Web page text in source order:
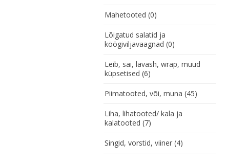
Mahetooted (0)
Lõigatud salatid ja
köögiviljavaagnad (0)
Leib, sai, lavash, wrap, muud
küpsetised (6)
Piimatooted, või, muna (45)
Liha, lihatooted/ kala ja
kalatooted (7)
Singid, vorstid, viiner (4)